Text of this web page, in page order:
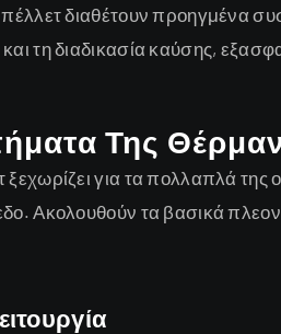
διαθέτουν προηγμένα
τη διαδικασία καύσης,
Της
για τα πολλαπλά της
Ακολουθούν τα βασικά